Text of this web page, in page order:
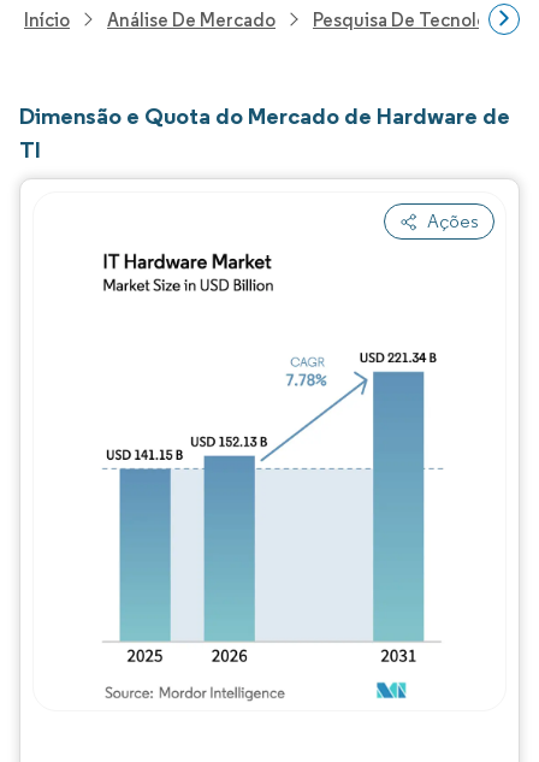
Início Análise De Mercado Pesquisa De Tecnologia,
Dimensão e Quota do Mercado de Hardware de
TI
Ações